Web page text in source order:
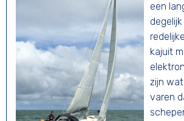
een
kajuit
zijn
varen